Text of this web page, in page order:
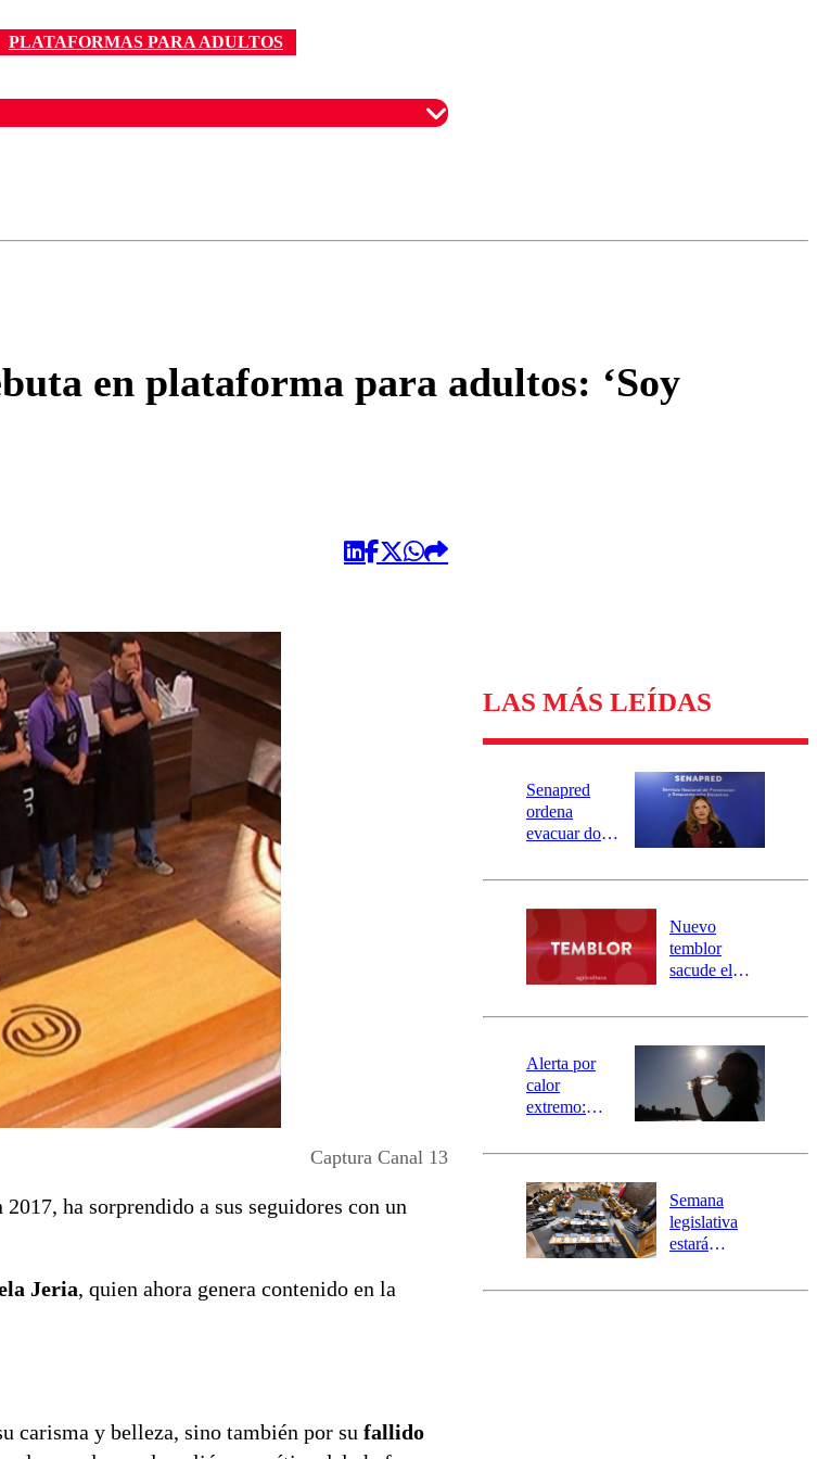
PLATAFORMAS PARA ADULTOS
en plataforma para adultos: ‘Soy
Captura Canal 13
2017, ha sorprendido a sus seguidores con un
Jeria, quien ahora genera contenido en la
carisma y belleza, sino también por su fallido
LAS MÁS LEÍDAS
Senapred
ordena
evacuar dos
Carahue por
río Damas:
activa
mensajería
SAE
Nuevo
temblor
sacude el
revisa la
epicentro
Alerta por
calor
extremo:
activa Alerta
Preventiva en
tres comunas
Semana
legislativa
estará
el fin de la